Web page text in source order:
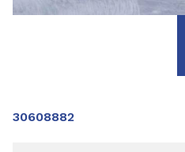
30608882